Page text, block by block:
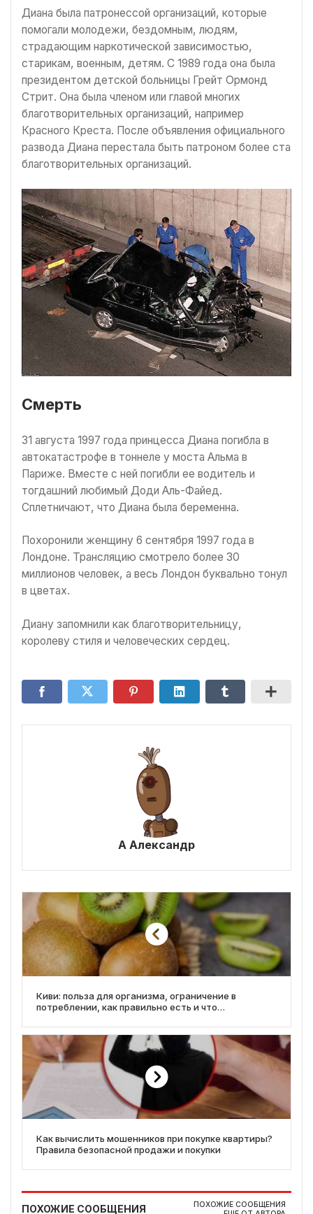
Диана была патронессой организаций, которые
помогали молодежи, бездомным, людям,
страдающим наркотической зависимостью,
старикам, военным, детям. С 1989 года она была
президентом детской больницы Грейт Ормонд
Стрит. Она была членом или главой многих
благотворительных организаций, например
Красного Креста. После объявления официального
развода Диана перестала быть патроном более ста
благотворительных организаций.
Смерть
31 августа 1997 года принцесса Диана погибла в
автокатастрофе в тоннеле у моста Альма в
Париже. Вместе с ней погибли ее водитель и
тогдашний любимый Доди Аль-Файед.
Сплетничают, что Диана была беременна.
Похоронили женщину 6 сентября 1997 года в
Лондоне. Трансляцию смотрело более 30
миллионов человек, а весь Лондон буквально тонул
в цветах.
Диану запомнили как благотворительницу,
королеву стиля и человеческих сердец.
А Александр
Киви: польза для организма, ограничение в
потреблении, как правильно есть и что
Как вычислить мошенников при покупке квартиры?
Правила безопасной продажи и покупки
ПОХОЖИЕ СООБЩЕНИЯ
ПОХОЖИЕ СООБЩЕНИЯ